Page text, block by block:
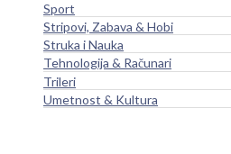
Sport
Stripovi, Zabava & Hobi
Struka i Nauka
Tehnologija & Računari
Trileri
Umetnost & Kultura